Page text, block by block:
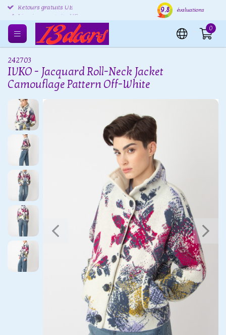
Retours gratuits UE Expédition sous 24 heures
9.8 évaluations
0
242703
IVKO - Jacquard Roll-Neck Jacket
Camouflage Pattern Off-White